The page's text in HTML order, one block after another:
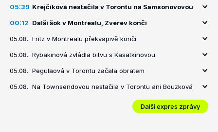
05:39 Krejčíková nestačila v Torontu na Samsonovovou
00:12 Další šok v Montrealu, Zverev končí
05.08. Fritz v Montrealu překvapivě končí
05.08. Rybakinová zvládla bitvu s Kasatkinovou
05.08. Pegulaová v Torontu začala obratem
05.08. Na Townsendovou nestačila v Torontu ani Bouzková
Další expres zprávy